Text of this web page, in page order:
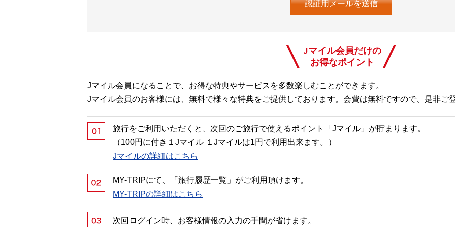
Jマイル会員だけの
お得なポイント
Jマイル会員になることで、お得な特典やサービスを多数楽しむことができます。
Jマイル会員のお客様には、無料で様々な特典をご提供しております。会費は無料ですので、是非ご
旅行をご利用いただくと、次回のご旅行で使えるポイント「Jマイル」が貯まります。
（100円に付き１Jマイル １Jマイルは1円で利用出来ます。）
Jマイルの詳細はこちら
MY-TRIPにて、「旅行履歴一覧」がご利用頂けます。
MY-TRIPの詳細はこちら
次回ログイン時、お客様情報の入力の手間が省けます。